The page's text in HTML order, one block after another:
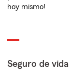
hoy mismo!
Seguro de vida